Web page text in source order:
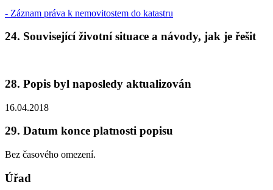
- Záznam práva k nemovitostem do katastru
24. Související životní situace a návody, jak je řešit
28. Popis byl naposledy aktualizován
16.04.2018
29. Datum konce platnosti popisu
Bez časového omezení.
Úřad